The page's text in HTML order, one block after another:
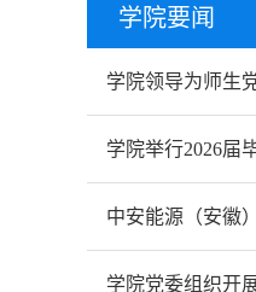
学院要闻
学院举行2026届